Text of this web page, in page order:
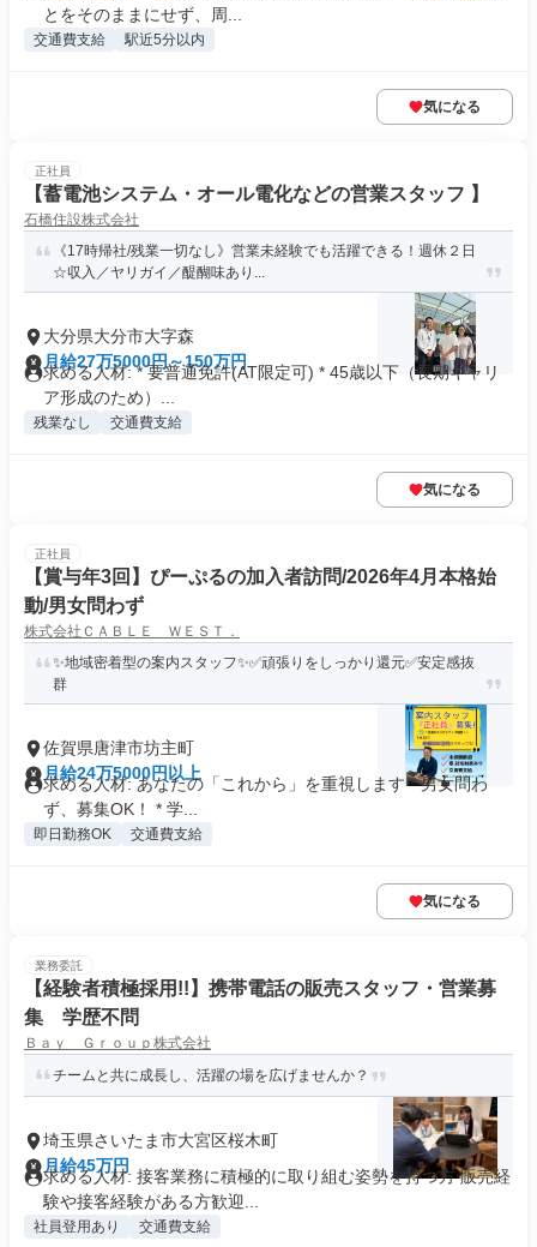
とをそのままにせず、周...
交通費支給 駅近5分以内
気になる
正社員
【蓄電池システム・オール電化などの営業スタッフ 】
石橋住設株式会社
《17時帰社/残業一切なし》営業未経験でも活躍できる！週休２日
☆収入／ヤリガイ／醍醐味あり...
大分県大分市大字森
月給27万5000円～150万円
求める人材: * 要普通免許(AT限定可) * 45歳以下（長期キャリ
ア形成のため）...
残業なし 交通費支給
気になる
正社員
【賞与年3回】ぴーぷるの加入者訪問/2026年4月本格始
動/男女問わず
株式会社ＣＡＢＬＥ ＷＥＳＴ．
✨地域密着型の案内スタッフ✨✅頑張りをしっかり還元✅安定感抜
群
佐賀県唐津市坊主町
月給24万5000円以上
求める人材: あなたの「これから」を重視します * 男女問わ
ず、募集OK！ * 学...
即日勤務OK 交通費支給
気になる
業務委託
【経験者積極採用!!】携帯電話の販売スタッフ・営業募
集 学歴不問
Ｂａｙ Ｇｒｏｕｐ株式会社
チームと共に成長し、活躍の場を広げませんか？
埼玉県さいたま市大宮区桜木町
月給45万円
求める人材: 接客業務に積極的に取り組む姿勢を持つ方 販売経
験や接客経験がある方歓迎...
社員登用あり 交通費支給